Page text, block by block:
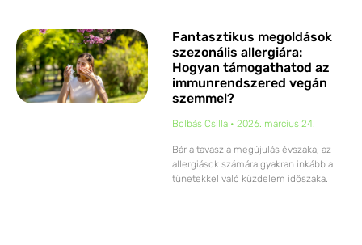
Fantasztikus megoldások
szezonális allergiára:
Hogyan támogathatod az
immunrendszered vegán
szemmel?
Bolbás Csilla 2026. március 24.
Bár a tavasz a megújulás évszaka, az
allergiások számára gyakran inkább a
tünetekkel való küzdelem időszaka.